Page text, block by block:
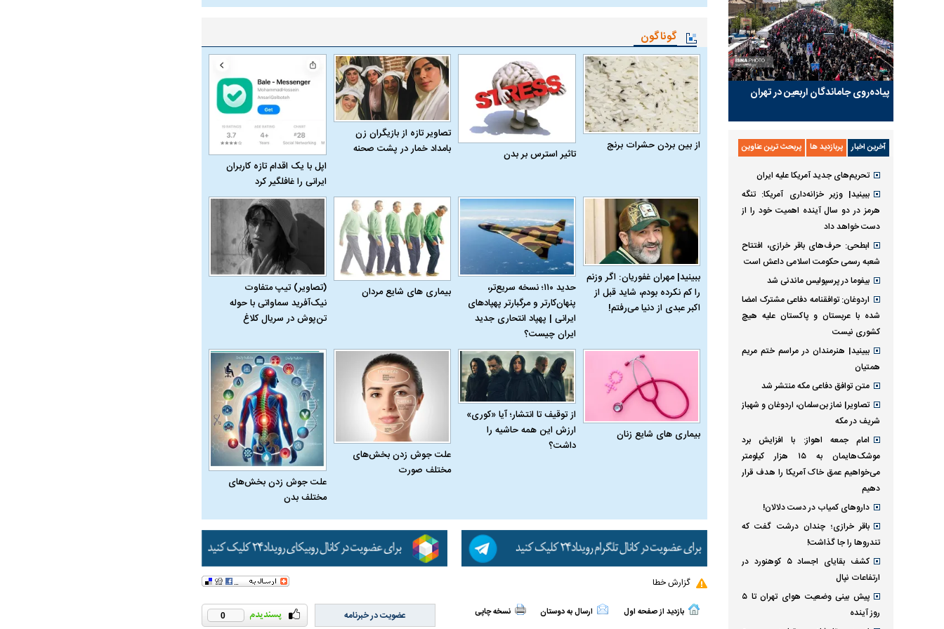
گوناگون
از بین بردن حشرات برنج
تاثیر استرس بر بدن
تصاویر تازه از بازیگران زن
بامداد خمار در پشت صحنه
اپل با یک اقدام تازه کاربران
ایرانی را غافلگیر کرد
ببینید| مهران غفوریان: اگر وزنم
را کم نکرده بودم، شاید قبل از
اکبر عبدی از دنیا می‌رفتم!
حدید ۱۱۰؛ نسخه سریع‌تر،
پنهان‌کارتر و مرگبارتر پهپادهای
ایرانی | پهپاد انتحاری جدید
ایران چیست؟
بیماری‌ های شایع مردان
(تصاویر) تیپ متفاوت
نیک‌آفرید سماواتی با حوله
تن‌پوش در سریال کلاغ
بیماری‌ های شایع زنان
از توقیف تا انتشار؛ آیا «کوری»
ارزش این همه حاشیه را
داشت؟
علت جوش زدن بخش‌های
مختلف صورت
علت جوش زدن بخش‌های
مختلف بدن
گزارش خطا
بازدید از صفحه اول ارسال به دوستان نسخه چاپی 0 عضویت در خبرنامه
پیاده‌روی جاماندگان اربعین در تهران
آخرین اخبار پربازدید ها پربحث ترین عناوین
تحریم‌های جدید آمریکا علیه ایران
ببینید| وزیر خزانه‌داری آمریکا: تنگه
هرمز در دو سال آینده اهمیت خود را از
دست خواهد داد
ابطحی: حرف‌های باقر خرازی، افتتاح
شعبه رسمی حکومت اسلامی داعش است
بیفوما در پرسپولیس ماندنی شد
اردوغان: توافقنامه دفاعی مشترک امضا
شده با عربستان و پاکستان علیه هیچ
کشوری نیست
ببینید| هنرمندان در مراسم ختم مریم
همتیان
متن توافق دفاعی مکه منتشر شد
تصاویر| نماز بن‌سلمان، اردوغان و شهباز
شریف در مکه
امام‌ جمعه اهواز: با افزایش برد
موشک‌هایمان به ۱۵ هزار کیلومتر
می‌خواهیم عمق خاک آمریکا را هدف قرار
دهیم
داروهای کمیاب در دست دلالان!
باقر خرازی؛ چندان درشت گفت که
تندروها را جا گذاشت!
کشف بقایای اجساد ۵ کوهنورد در
ارتفاعات نپال
پیش بینی وضعیت هوای تهران تا ۵
روز آینده